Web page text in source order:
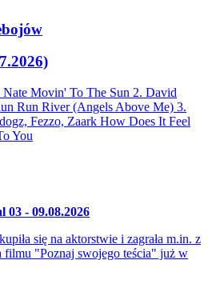
Nate Movin' To The Sun 2. David
Run River (Angels Above Me) 3.
Fezzo, Zaark How Does It Feel
You
- 09.08.2026
się na aktorstwie i zagrała m.in. z
filmu "Poznaj swojego teścia" już w